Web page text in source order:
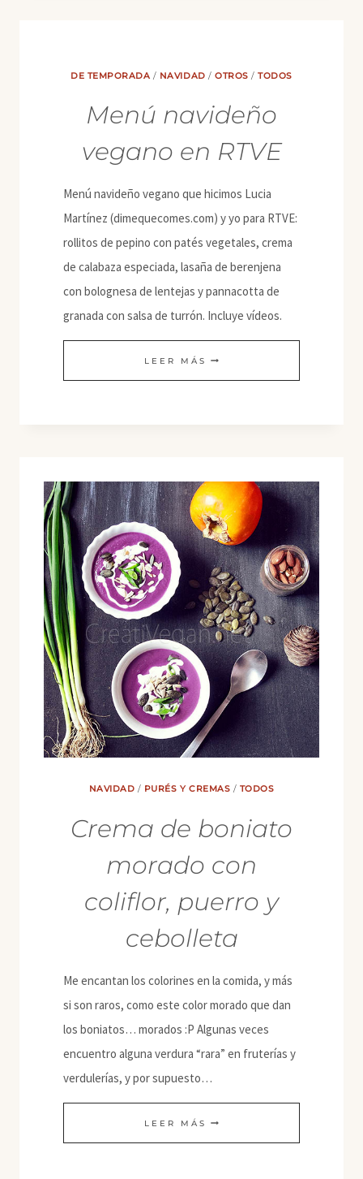
DE TEMPORADA / NAVIDAD /OTROS /TODOS
Menú navideño
vegano en RTVE
Menú navideño vegano que hicimos Lucia
Martínez (dimequecomes.com) y yo para RTVE:
rollitos de pepino con patés vegetales, crema
de calabaza especiada, lasaña de berenjena
con bolognesa de lentejas y pannacotta de
granada con salsa de turrón. Incluye vídeos.
LEER MÁS MENÚ
NAVIDEÑO
NAVIDAD / PURÉS Y CREMAS / TODOS
Crema de boniato
morado con
coliflor, puerro y
cebolleta
Me encantan los colorines en la comida, y más
si son raros, como este color morado que dan
los boniatos… morados :P Algunas veces
encuentro alguna verdura “rara” en fruterías y
verdulerías, y por supuesto…
LEER MÁS CREMA
DE